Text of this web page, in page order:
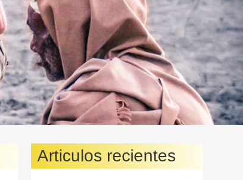
Articulos recientes